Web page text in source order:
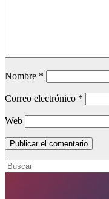
Nombre *
Correo electrónico *
Web